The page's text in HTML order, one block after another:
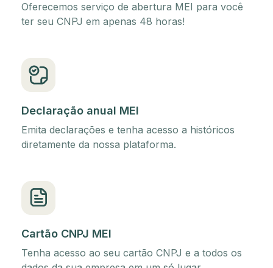
Oferecemos serviço de abertura MEI para você
ter seu CNPJ em apenas 48 horas!
Declaração anual MEI
Emita declarações e tenha acesso a históricos
diretamente da nossa plataforma.
Cartão CNPJ MEI
Tenha acesso ao seu cartão CNPJ e a todos os